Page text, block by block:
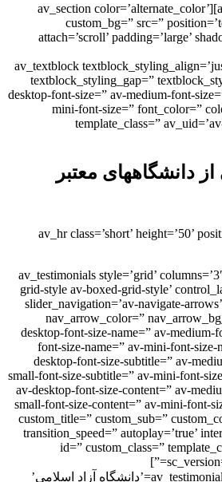
[/av_one_half][/av_section][av_section
custom_bg=” src=”
attach=’scroll’
[av_textblock
textblock_styling_gap=”
desktop-font-size=” av-medium-
mini-font-size=”
template_class=”
معتبر
[av_hr class=’short’
[av_testimonials style=’grid’
grid-style av-boxed-grid-style’
slider_navigation=’av-
nav_arrow_color=”
desktop-font-size-name=” av-
font-size-name=” av-mini-
desktop-font-size-subtitle=”
small-font-size-subtitle=” av-mini-
av-desktop-font-size-content=”
small-font-size-content=” av-
custom_title=” custom_sub=”
transition_speed=”
id=” custom_class=”
[av_testimonial_single src=’3476′ name=’دانشگاه آزاد اسلامی’